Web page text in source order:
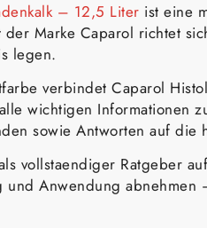
– 12,5 Liter ist eine
der Marke Caparol richtet
legen.
verbindet Caparol
wichtigen Informationen
sowie Antworten auf
vollstaendiger Ratgeber
und Anwendung